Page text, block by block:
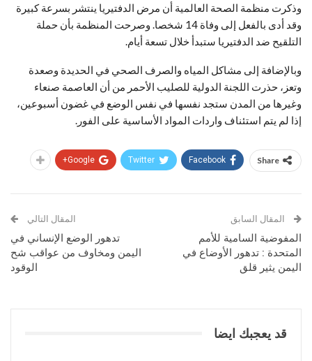
وذكرت منظمة الصحة العالمية أن مرض الدفتيريا ينتشر بسرعة كبيرة
وقد أدى بالفعل إلى وفاة 14 شخصا. وصرحت المنظمة بأن حملة
التلقيح ضد الدفتيريا ستبدأ خلال تسعة أيام.
وبالإضافة إلى مشاكل المياه والصرف الصحي في الحديدة وصعدة
وتعز، حذرت اللجنة الدولية للصليب الأحمر من أن العاصمة صنعاء
وغيرها من المدن ستجد نفسها في نفس الوضع في غضون أسبوعين،
إذا لم يتم استئناف واردات المواد الأساسية على الفور.
Share
Facebook
Twitter
Google+
المقال السابق
المفوضية السامية للأمم
المتحدة : تدهور الأوضاع في
اليمن يثير قلق
المقال التالي
تدهور الوضع الإنساني في
اليمن ومخاوف من عواقب شح
الوقود
قد يعجبك ايضا